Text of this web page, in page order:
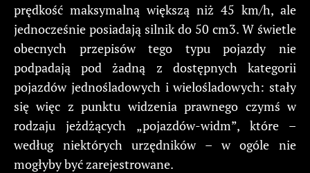
prędkość maksymalną większą niż 45 km/h, ale
jednocześnie posiadają silnik do 50 cm3. W świetle
obecnych przepisów tego typu pojazdy nie
podpadają pod żadną z dostępnych kategorii
pojazdów jednośladowych i wielośladowych: stały
się więc z punktu widzenia prawnego czymś w
rodzaju jeżdżących „pojazdów-widm”, które –
według niektórych urzędników – w ogóle nie
mogłyby być zarejestrowane.